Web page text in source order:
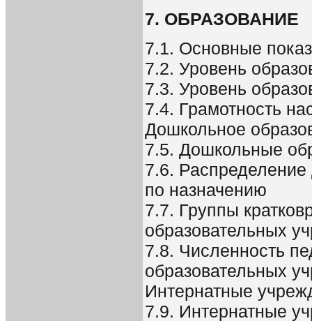
7. ОБРАЗОВАНИЕ
7.1. Основные
7.2. Уровень
7.3. Уровень
7.4. Грамотность
Дошкольное
7.5. Дошкольные
7.6.
по назначению
7.7. Группы
образовательных
7.8. Численность
образовательных
Интернатные
7.9. Интернатные